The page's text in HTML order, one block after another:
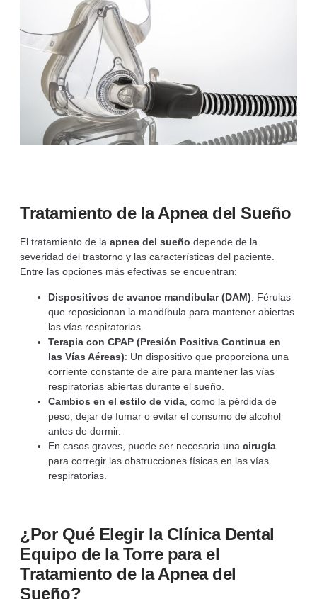
Tratamiento de la Apnea del Sueño
El tratamiento de la apnea del sueño depende de la
severidad del trastorno y las características del paciente.
Entre las opciones más efectivas se encuentran:
Dispositivos de avance mandibular (DAM): Férulas
que reposicionan la mandíbula para mantener abiertas
las vías respiratorias.
Terapia con CPAP (Presión Positiva Continua en
las Vías Aéreas): Un dispositivo que proporciona una
corriente constante de aire para mantener las vías
respiratorias abiertas durante el sueño.
Cambios en el estilo de vida , como la pérdida de
peso, dejar de fumar o evitar el consumo de alcohol
antes de dormir.
En casos graves, puede ser necesaria una cirugía
para corregir las obstrucciones físicas en las vías
respiratorias.
¿Por Qué Elegir la Clínica Dental
Equipo de la Torre para el
Tratamiento de la Apnea del
Sueño?